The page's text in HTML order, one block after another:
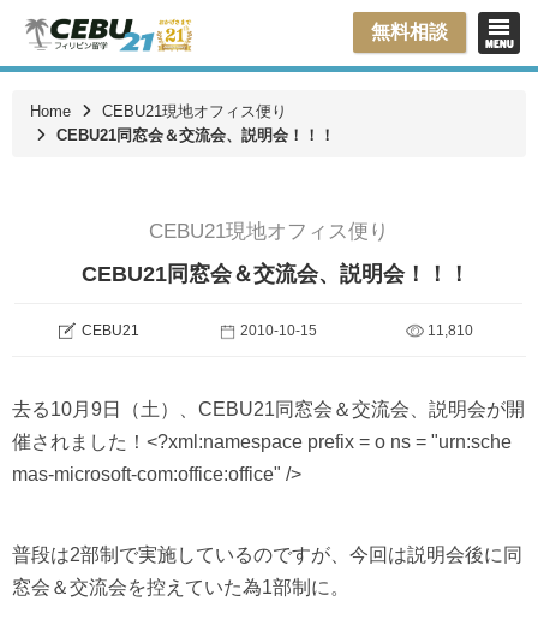
無料相談
Home
CEBU21現地オフィス便り
CEBU21同窓会＆交流会、説明会！！！
CEBU21現地オフィス便り
CEBU21同窓会＆交流会、説明会！！！
CEBU21 2010-10-15 11,810
去る10月 9 日（土）、 CEBU21同窓会＆交流会、説明会が開
催されました！ <?xml:namespace prefix = o ns = "urn:sche
mas-microsoft-com:office:office" />
普段は2部制で実施しているのですが、今回は説明会後に同
窓会＆交流会を控えていた為1部制に。